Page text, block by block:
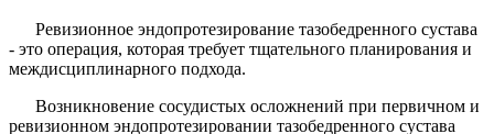
Ревизионное эндопротезирование тазобедренного сустава
- это операция, которая требует тщательного планирования и
междисциплинарного подхода.
Возникновение сосудистых осложнений при пер­вичном и
ревизионном эндопротезировании тазобе­дренного сустава